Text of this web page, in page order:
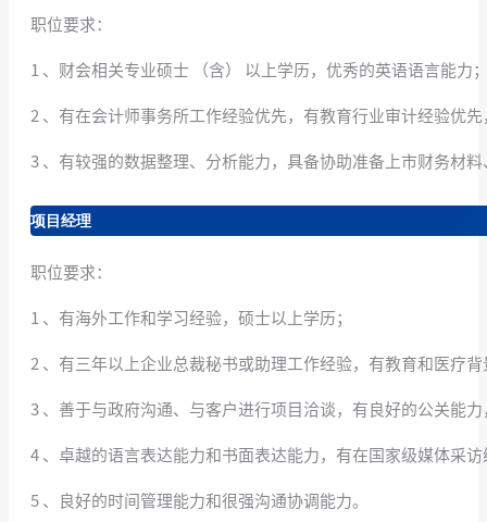
职位要求：
1 、财会相关专业硕士 （含） 以上学历，优秀的英语语言能力
2 、有在会计师事务所工作经验优先，有教育行业审计经验优先
3 、有较强的数据整理、分析能力，具备协助准备上市财务材
项目经理
职位要求：
1 、有海外工作和学习经验，硕士以上学历；
2 、有三年以上企业总裁秘书或助理工作经验，有教育和医疗背
3 、善于与政府沟通、与客户进行项目洽谈，有良好的公关能
4 、卓越的语言表达能力和书面表达能力，有在国家级媒体采
5 、良好的时间管理能力和很强沟通协调能力。